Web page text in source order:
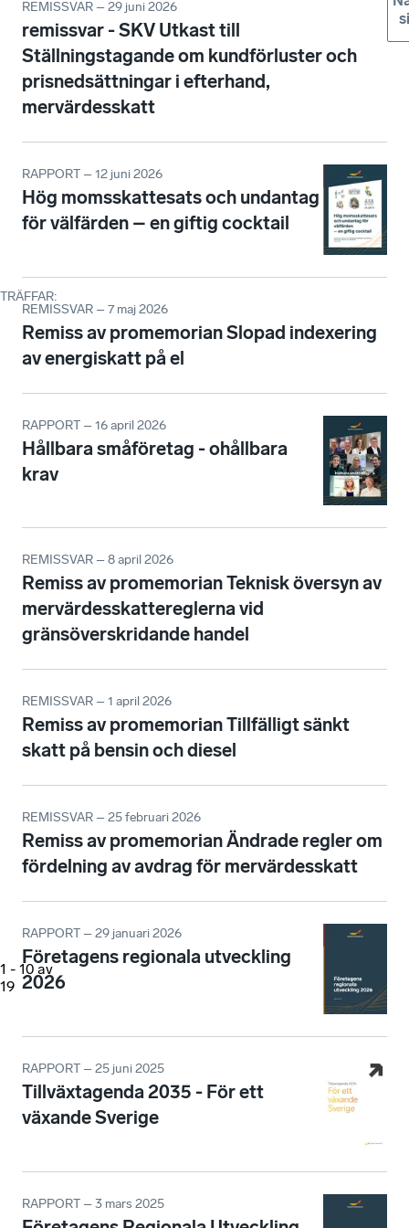
TRÄFFAR:
1 - 10 av
19
REMISSVAR – 29 juni 2026
remissvar - SKV Utkast till
Ställningstagande om kundförluster och
prisnedsättningar i efterhand,
mervärdesskatt
RAPPORT – 12 juni 2026
Hög momsskattesats och undantag
för välfärden – en giftig cocktail
REMISSVAR – 7 maj 2026
Remiss av promemorian Slopad indexering
av energiskatt på el
RAPPORT – 16 april 2026
Hållbara småföretag - ohållbara
krav
REMISSVAR – 8 april 2026
Remiss av promemorian Teknisk översyn av
mervärdesskattereglerna vid
gränsöverskridande handel
REMISSVAR – 1 april 2026
Remiss av promemorian Tillfälligt sänkt
skatt på bensin och diesel
REMISSVAR – 25 februari 2026
Remiss av promemorian Ändrade regler om
fördelning av avdrag för mervärdesskatt
RAPPORT – 29 januari 2026
Företagens regionala utveckling
2026
RAPPORT – 25 juni 2025
Tillväxtagenda 2035 - För ett
växande Sverige
RAPPORT – 3 mars 2025